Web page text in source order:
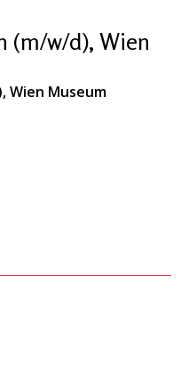
(m/w/d), Wien
Wien Museum